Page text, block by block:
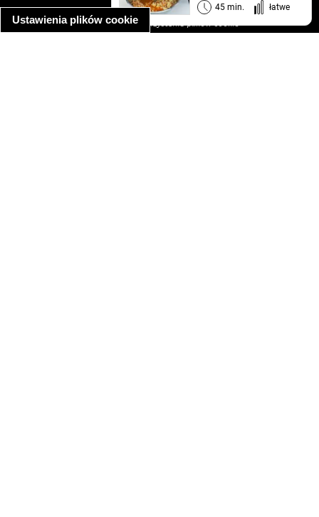
Ustawienia plików cookie
45 min. łatwe
informacja o prywatności
informacja o wykorzystaniu plików cookie